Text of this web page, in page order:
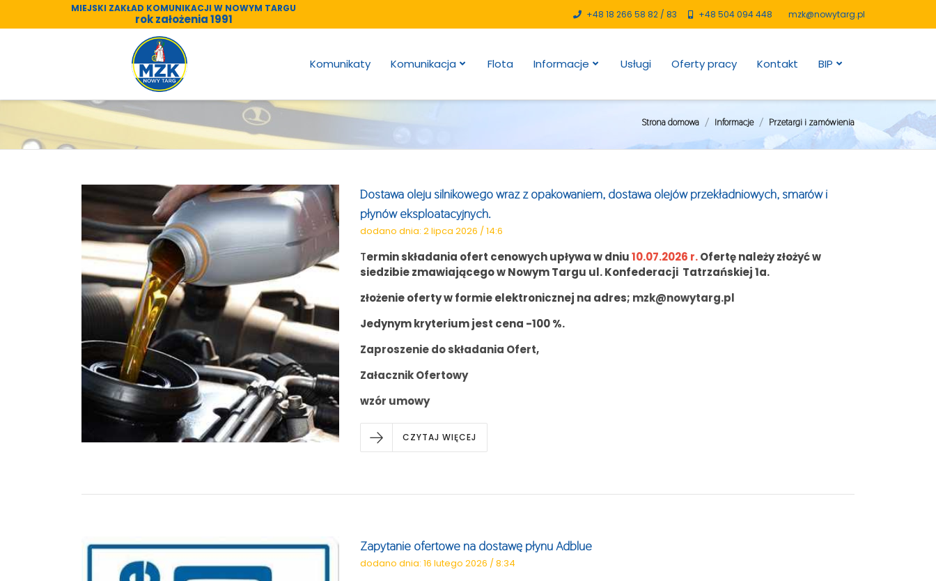
MIEJSKI ZAKŁAD KOMUNIKACJI W NOWYM TARGU
rok założenia 1991 +48 18 266 58 82 / 83 +48 504 094 448 mzk@nowytarg.pl
Komunikaty Komunikacja Flota Informacje Usługi Oferty pracy Kontakt BIP
Strona domowa Informacje Przetargi i zamówienia
Dostawa oleju silnikowego wraz z opakowaniem, dostawa olejów przekładniowych, smarów i
płynów eksploatacyjnych.
dodano dnia: 2 lipca 2026 / 14:6
Termin składania ofert cenowych upływa w dniu10.07.2026 r.Ofertę należy złożyć w
siedzibie zmawiającego w Nowym Targu ul. Konfederacji Tatrzańskiej 1a.
złożenie oferty w formie elektronicznej na adres; mzk@nowytarg.pl
Jedynym kryterium jest cena -100 %.
Zaproszenie do składania Ofert,
Załacznik Ofertowy
wzór umowy
CZYTAJ WIĘCEJ
Zapytanie ofertowe na dostawę płynu Adblue
dodano dnia: 16 lutego 2026 / 8:34